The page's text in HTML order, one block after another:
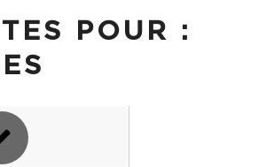
POUR :